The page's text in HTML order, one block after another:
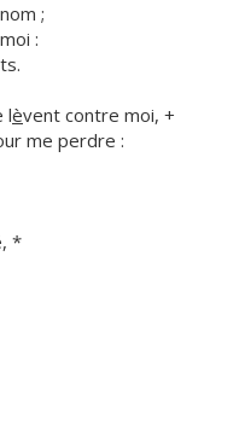
;
:
lèvent contre moi, +
me perdre :
*